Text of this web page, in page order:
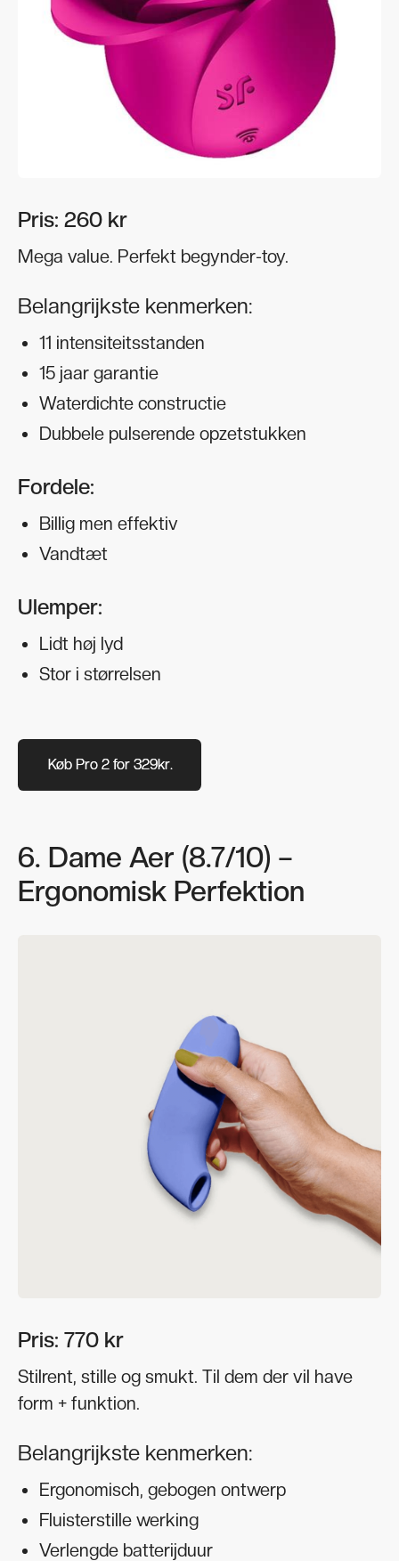
Pris: 260 kr
Mega value. Perfekt begynder-toy.
Belangrijkste kenmerken:
11 intensiteitsstanden
15 jaar garantie
Waterdichte constructie
Dubbele pulserende opzetstukken
Fordele:
Billig men effektiv
Vandtæt
Ulemper:
Lidt høj lyd
Stor i størrelsen
Køb Pro 2 for 329kr.
Køb Pro 2 for 329kr.
6. Dame Aer (8.7/10) –
Ergonomisk Perfektion
Pris: 770 kr
Stilrent, stille og smukt. Til dem der vil have
form + funktion.
Belangrijkste kenmerken:
Ergonomisch, gebogen ontwerp
Fluisterstille werking
Verlengde batterijduur